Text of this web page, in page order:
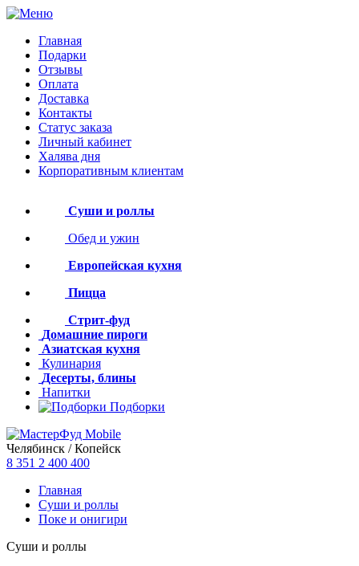
Главная
Подарки
Отзывы
Оплата
Доставка
Контакты
Статус заказа
Личный кабинет
Халява дня
Корпоративным клиентам
Суши и роллы
Обед и ужин
Европейская кухня
Пицца
Стрит-фуд
Домашние пироги
Азиатская кухня
Кулинария
Десерты, блины
Напитки
Подборки
Челябинск / Копейск
8 351 2 400 400
Главная
Суши и роллы
Поке и онигири
Суши и роллы